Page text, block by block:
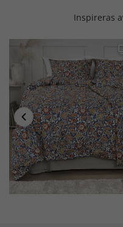
Inspireras